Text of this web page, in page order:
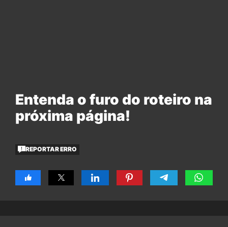
Entenda o furo do roteiro na
próxima página!
REPORTAR ERRO